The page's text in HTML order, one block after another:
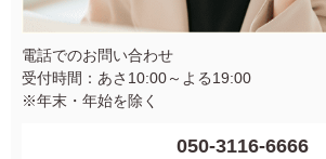
電話でのお問い合わせ
受付時間：あさ10:00～よる19:00
※年末・年始を除く
050-3116-6666